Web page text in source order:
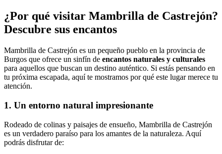
¿Por qué visitar Mambrilla de Castrejón?
Descubre sus encantos
Mambrilla de Castrejón es un pequeño pueblo en la provincia de
Burgos que ofrece un sinfín de encantos naturales y culturales
para aquellos que buscan un destino auténtico. Si estás pensando en
tu próxima escapada, aquí te mostramos por qué este lugar merece tu
atención.
1. Un entorno natural impresionante
Rodeado de colinas y paisajes de ensueño, Mambrilla de Castrejón
es un verdadero paraíso para los amantes de la naturaleza. Aquí
podrás disfrutar de: